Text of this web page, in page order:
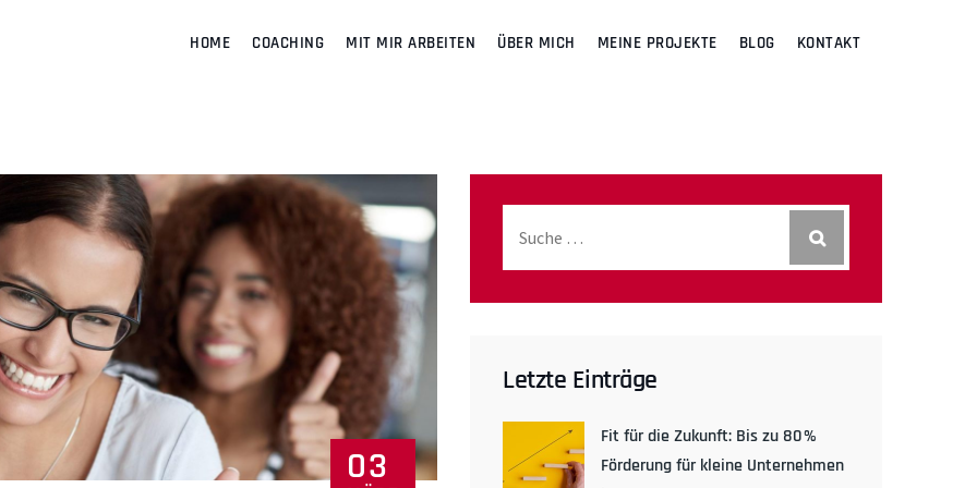
HOME COACHING MIT MIR ARBEITEN ÜBER MICH MEINE PROJEKTE BLOG KONTAKT
03
Letzte Einträge
Fit für die Zukunft: Bis zu 80 %
Förderung für kleine Unternehmen